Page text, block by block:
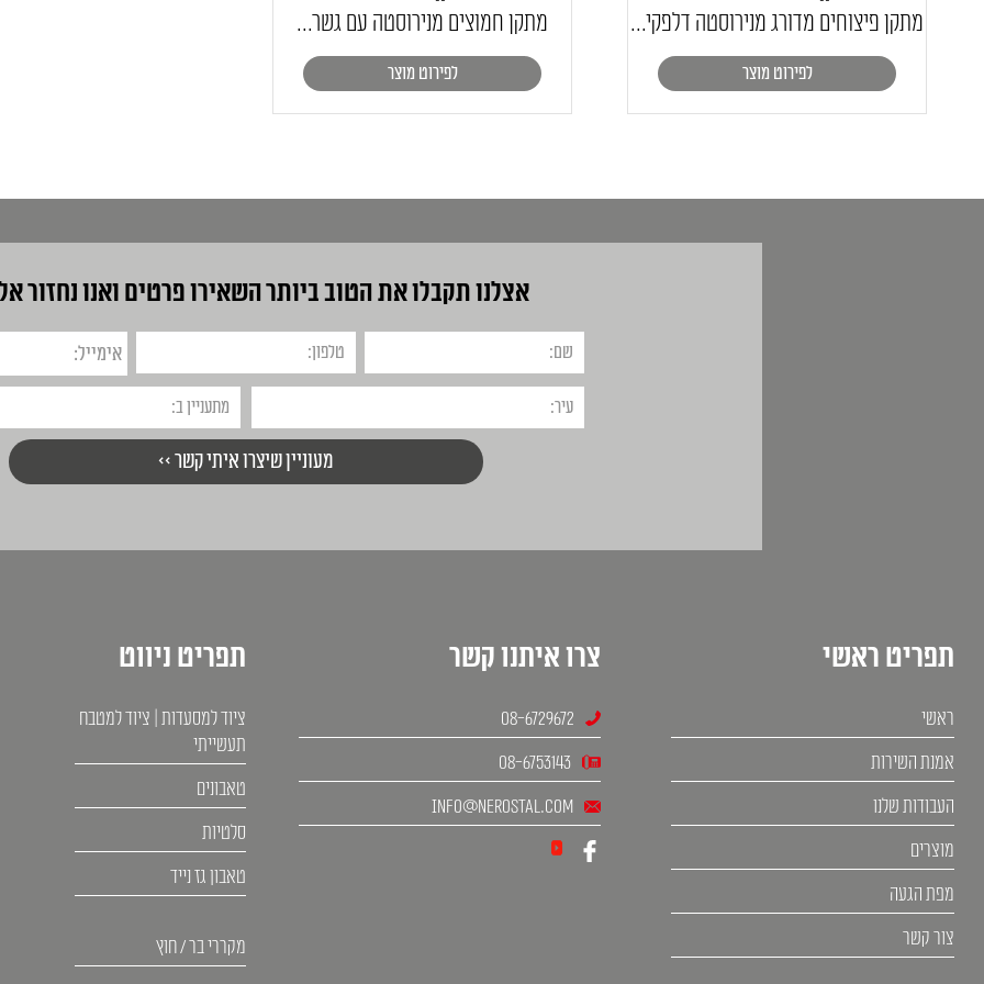
מתקן פיצוחים מדורג מנירוסטה דלפקי...
לפירוט מוצר
מתקן חמוצים מנירוסטה עם גשר...
לפירוט מוצר
אצלנו תקבלו את הטוב ביותרהשאירו פרטים ואנו נחזור
תפריט ראשי
ראשי
אמנת השירות
העבודות שלנו
מוצרים
מפת הגעה
צור קשר
צרו איתנו קשר
08-6729672
08-6753143
info@nerostal.com
תפריט ניווט
ציוד למסעדות | ציוד למטבח
תעשייתי
טאבונים
סלטיות
טאבון גז נייד
מקררי בר / חוץ